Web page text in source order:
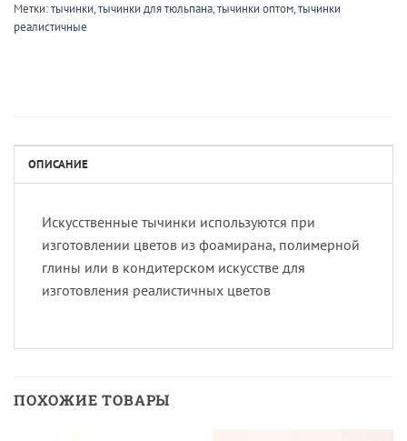
Метки:тычинки,тычинки для тюльпана,тычинки оптом,тычинки
реалистичные
ОПИСАНИЕ
Искусственные тычинки используются при
изготовлении цветов из фоамирана, полимерной
глины или в кондитерском искусстве для
изготовления реалистичных цветов
ПОХОЖИЕ ТОВАРЫ